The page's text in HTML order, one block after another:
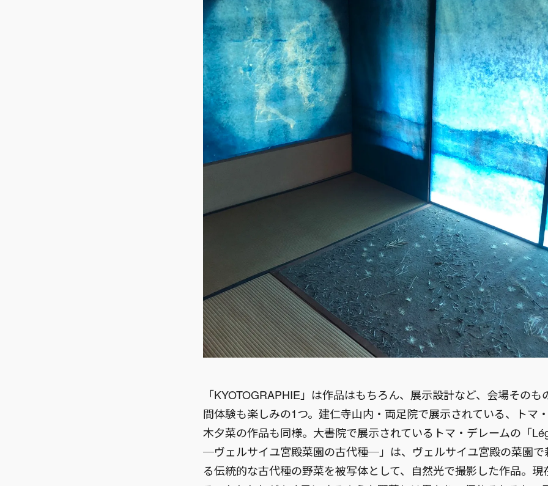
「KYOTOGRAPHIE」は作品はもちろん、展示設計など、会場その
間体験も楽しみの1つ。建仁寺山内・両足院で展示されている、トマ
木夕菜の作品も同様。大書院で展示されているトマ・デレームの「
─ヴェルサイユ宮殿菜園の古代種─」は、ヴェルサイユ宮殿の菜園で
る伝統的な古代種の野菜を被写体として、自然光で撮影した作品。現